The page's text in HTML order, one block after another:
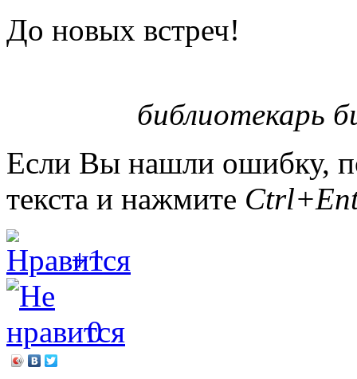
До новых встреч!
библиотекарь
Если Вы нашли ошибку,
текста и нажмите
+1
0